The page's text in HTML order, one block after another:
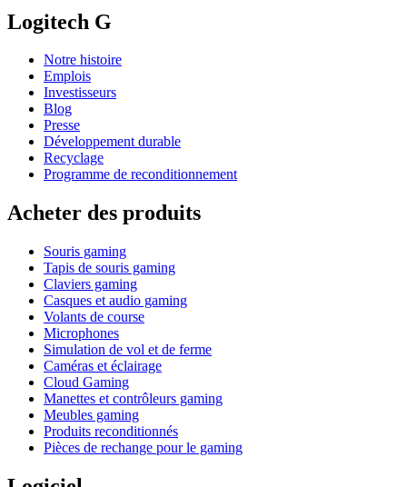
Logitech G
Notre histoire
Emplois
Investisseurs
Blog
Presse
Développement durable
Recyclage
Programme de reconditionnement
Acheter des produits
Souris gaming
Tapis de souris gaming
Claviers gaming
Casques et audio gaming
Volants de course
Microphones
Simulation de vol et de ferme
Caméras et éclairage
Cloud Gaming
Manettes et contrôleurs gaming
Meubles gaming
Produits reconditionnés
Pièces de rechange pour le gaming